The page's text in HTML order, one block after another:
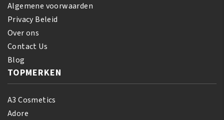
Algemene voorwaarden
Privacy Beleid
Over ons
Contact Us
Blog
TOPMERKEN
A3 Cosmetics
Adore